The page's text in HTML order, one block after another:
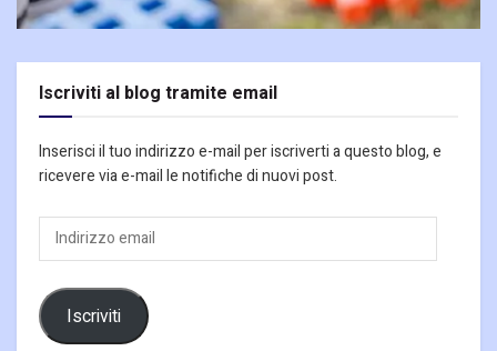
Iscriviti al blog tramite email
Inserisci il tuo indirizzo e-mail per iscriverti a questo blog, e
ricevere via e-mail le notifiche di nuovi post.
Indirizzo
email
Iscriviti